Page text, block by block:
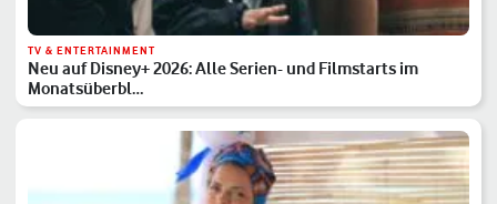
TV & ENTERTAINMENT
Neu auf Disney+ 2026: Alle Serien- und Filmstarts im
Monatsüberbl…